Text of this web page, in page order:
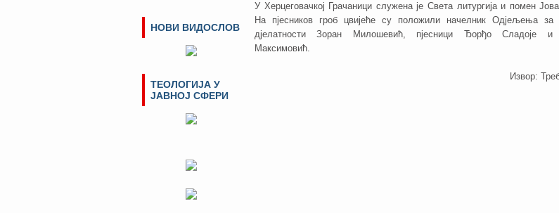
У Херцеговачкој Грачаници служена је Света литургија и помен
На пјесников гроб цвијеће су положили начелник Одјељења за
дјелатности Зоран Милошевић, пјесници Ђорђо Сладоје и
Максимовић.
Извор:
НОВИ ВИДОСЛОВ
ТЕОЛОГИЈА У
ЈАВНОЈ СФЕРИ